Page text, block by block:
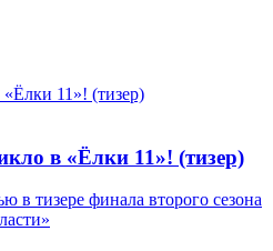
11»! (тизер)
в «Ёлки 11»! (тизер)
в тизере финала второго сезона